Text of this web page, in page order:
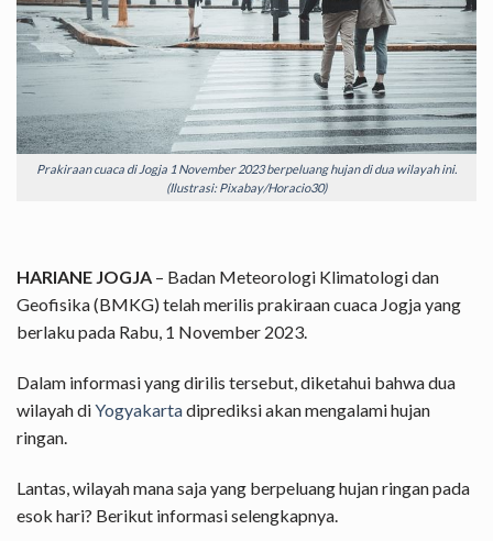
Prakiraan cuaca di Jogja 1 November 2023 berpeluang hujan di dua wilayah ini.
(Ilustrasi: Pixabay/Horacio30)
HARIANE JOGJA – Badan Meteorologi Klimatologi dan
Geofisika (BMKG) telah merilis prakiraan cuaca Jogja yang
berlaku pada Rabu, 1 November 2023.
Dalam informasi yang dirilis tersebut, diketahui bahwa dua
wilayah diYogyakartadiprediksi akan mengalami hujan
ringan.
Lantas, wilayah mana saja yang berpeluang hujan ringan pada
esok hari? Berikut informasi selengkapnya.